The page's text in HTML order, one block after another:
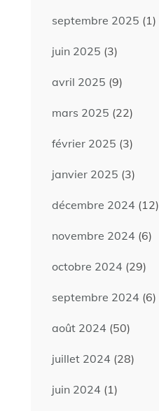
septembre 2025 (1)
juin 2025 (3)
avril 2025 (9)
mars 2025 (22)
février 2025 (3)
janvier 2025 (3)
décembre 2024 (12)
novembre 2024 (6)
octobre 2024 (29)
septembre 2024 (6)
août 2024 (50)
juillet 2024 (28)
juin 2024 (1)